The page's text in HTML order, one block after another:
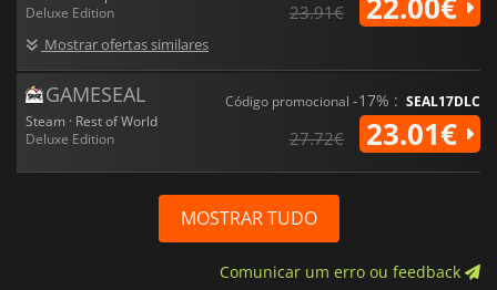
Deluxe Edition
Mostrar ofertas similares
23.91€
GAMESEAL
Steam · Rest of World
Deluxe Edition
Código promocional -17% : SEAL17DLC
27.72€ 23.01€
MOSTRAR TUDO
Comunicar um erro ou feedback